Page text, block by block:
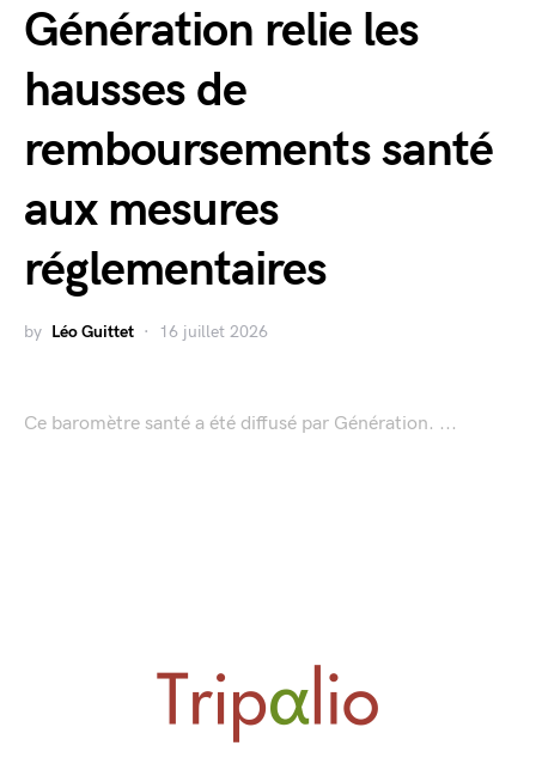
Génération relie les
hausses de
remboursements santé
aux mesures
réglementaires
by Léo Guittet 16 juillet 2026
Ce baromètre santé a été diffusé par Génération. ...